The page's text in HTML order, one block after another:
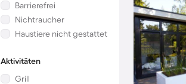
Barrierefrei
Nichtraucher
Haustiere nicht gestattet
Aktivitäten
Grill